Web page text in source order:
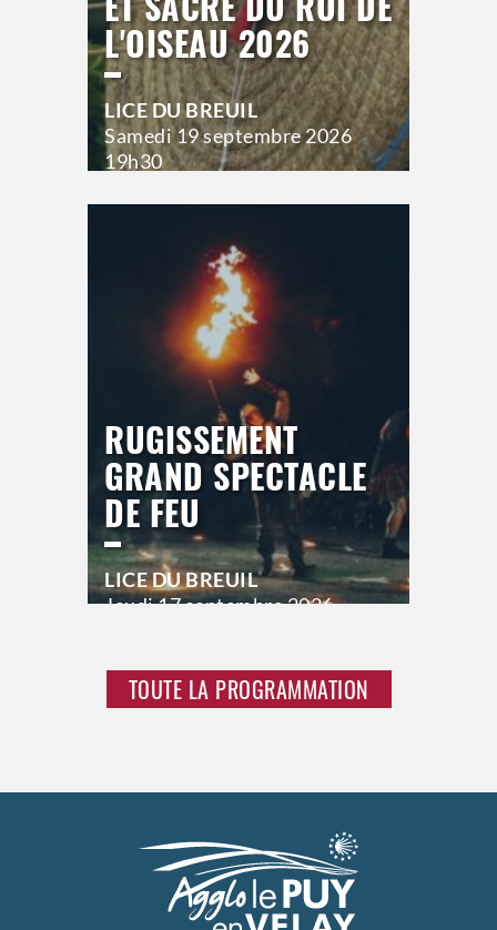
L'OISEAU 2026
LICE DU BREUIL
Samedi19 septembre 2026
19h30
>Hors saison
RUGISSEMENT
GRAND SPECTACLE
DE FEU
LICE DU BREUIL
Jeudi17 septembre 2026
23h00
Samedi19 septembre 2026
TOUTE LA PROGRAMMATION